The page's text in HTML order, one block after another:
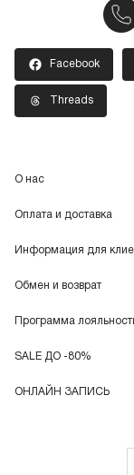
Facebook
Threads
О нас
Оплата и доставка
Информация для
Обмен и возврат
Программа
SALE ДО -80%
ОНЛАЙН ЗАПИСЬ